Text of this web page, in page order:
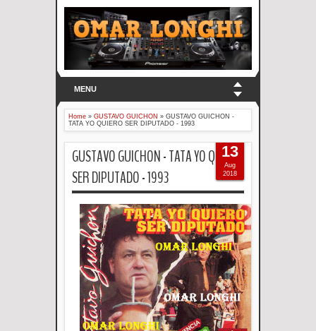
MENU
Home » GUSTAVO GUICHON » GUSTAVO GUICHON -
TATA YO QUIERO SER DIPUTADO - 1993
GUSTAVO GUICHON - TATA YO QUIERO
SER DIPUTADO - 1993
13
Aug
2018